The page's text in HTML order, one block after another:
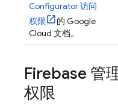
Configurator 访问
权限
的 Google
Cloud 文档。
Firebase 管
权限